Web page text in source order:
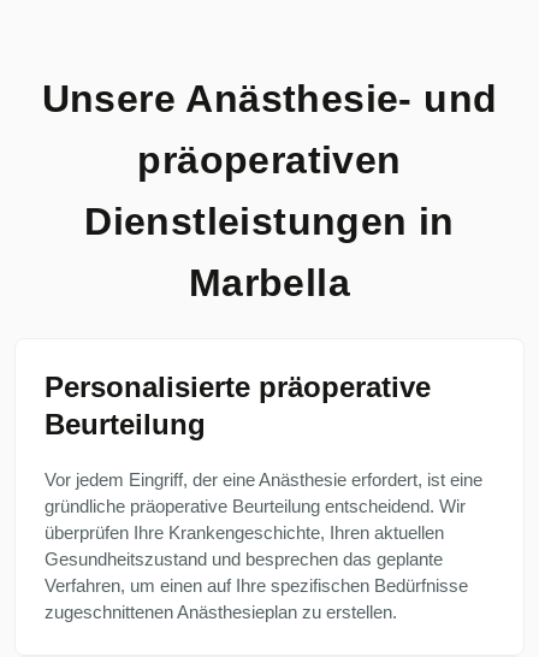
Unsere Anästhesie- und
präoperativen
Dienstleistungen in
Marbella
Personalisierte präoperative
Beurteilung
Vor jedem Eingriff, der eine Anästhesie erfordert, ist eine
gründliche präoperative Beurteilung entscheidend. Wir
überprüfen Ihre Krankengeschichte, Ihren aktuellen
Gesundheitszustand und besprechen das geplante
Verfahren, um einen auf Ihre spezifischen Bedürfnisse
zugeschnittenen Anästhesieplan zu erstellen.